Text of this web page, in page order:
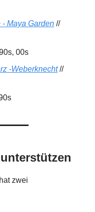
Maya Garden //
00s
-Weberknecht//
unterstützen
zwei